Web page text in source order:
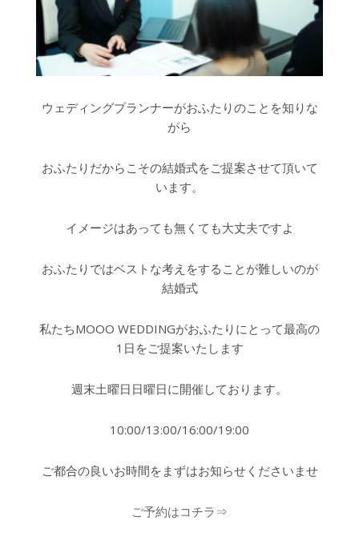
ウェディングプランナーがおふたりのことを知りな
がら
おふたりだからこその結婚式をご提案させて頂いて
います。
イメージはあっても無くても大丈夫ですよ
おふたりではベストな考えをすることが難しいのが
結婚式
私たちMOOO WEDDINGがおふたりにとって最高の
1日をご提案いたします
週末土曜日日曜日に開催しております。
10:00/13:00/16:00/19:00
ご都合の良いお時間をまずはお知らせくださいませ
ご予約はコチラ⇒